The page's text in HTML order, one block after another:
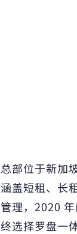
总部位于新加
涵盖短租、长
管理，2020
终选择罗盘一